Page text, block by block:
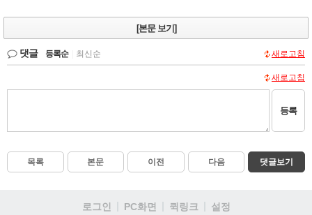
[본문 보기]
댓글 등록순 최신순 새로고침
새로고침
등록
목록 본문 이전 다음 댓글보기
로그인 PC화면 퀵링크
설정